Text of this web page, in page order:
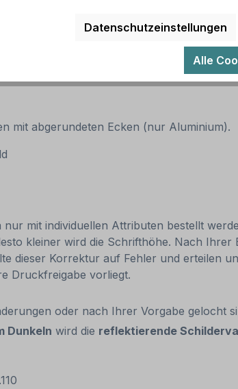
erhältlich)
mit abgerundeten Ecken (nur Aluminium).
mit individuellen Attributen bestellt
kleiner wird die Schrifthöhe. Nach
dieser Korrektur auf Fehler und erteilen
Druckfreigabe vorliegt.
oder nach Ihrer Vorgabe gelocht
Dunkeln wird die reflektierende
Datenschutzeinstellungen
Alle